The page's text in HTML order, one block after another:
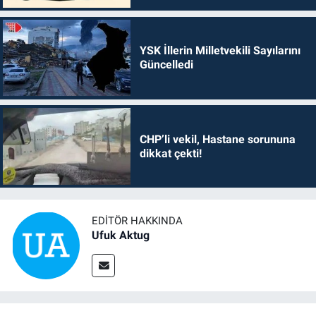
YSK İllerin Milletvekili Sayılarını
Güncelledi
CHP’li vekil, Hastane sorununa
dikkat çekti!
EDITÖR HAKKINDA
Ufuk Aktug